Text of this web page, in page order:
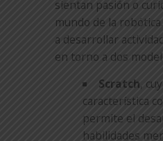
sientan pasión o
mundo de la
a desarrollar
en torno a dos
Scratch,
característica
permite el
habilidades